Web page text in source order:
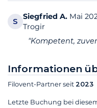
S Siegfried A. Mai
Trogir
"Kompetent,
Informationen
Filovent-Partner seit 2023
Letzte Buchung bei